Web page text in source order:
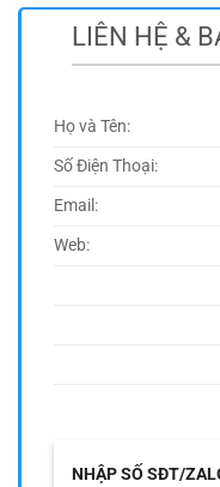
LIÊN HỆ &
Họ và Tên:
Số Điện Thoại:
Email:
Web:
NHẬP SỐ SĐT/